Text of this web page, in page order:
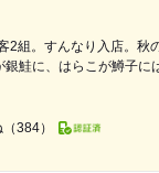
2組。すんなり入店。秋
に、はらこが鱒子にはな
。揚げ具合が素晴らし
（384）